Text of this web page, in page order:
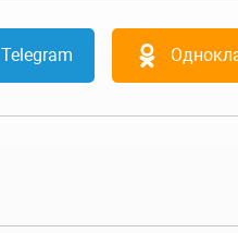
Telegram